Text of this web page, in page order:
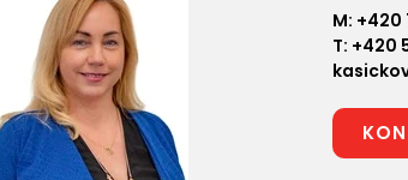
M: +420
T: +420